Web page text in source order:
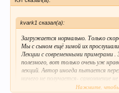
kvark1 сказал(а):
Загружается нормально. Только
Мы с сыном ещё зимой их прослушали.
Лекции с современными примерами
полезного, вот только очень уж
лекций. Автор иногда пытается
ничего не получается- самомнение
пятой шестой лекции больше
Нажмите, чтобы